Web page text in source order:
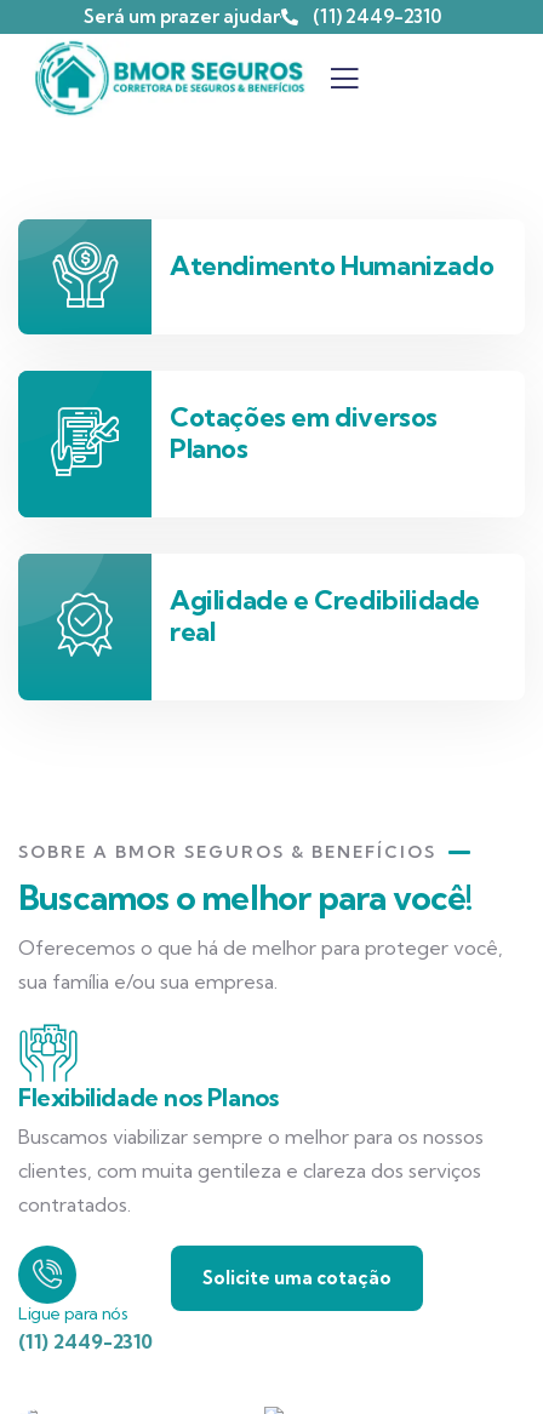
Será um prazer ajudar (11) 2449-2310
Atendimento Humanizado
Cotações em diversos
Planos
Agilidade e Credibilidade
real
SOBRE A BMOR SEGUROS & BENEFÍCIOS
Buscamos o melhor para você!
Oferecemos o que há de melhor para proteger você,
sua família e/ou sua empresa.
Flexibilidade nos Planos
Buscamos viabilizar sempre o melhor para os nossos
clientes, com muita gentileza e clareza dos serviços
contratados.
Ligue para nós
(11) 2449-2310
Solicite uma cotação